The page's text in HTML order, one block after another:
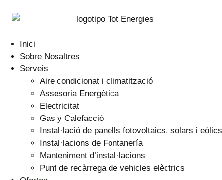
Inici
Sobre Nosaltres
Serveis
Aire condicionat i climatització
Assesoria Energètica
Electricitat
Gas y Calefacció
Instal·lació de panells fotovoltaics, solars i eòlics
Instal·lacions de Fontanería
Manteniment d’instal·lacions
Punt de recàrrega de vehicles elèctrics